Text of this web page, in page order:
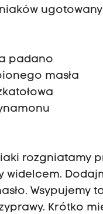
padano
masła
rozgniatamy
widelcem.
Wsypujemy
Krótko